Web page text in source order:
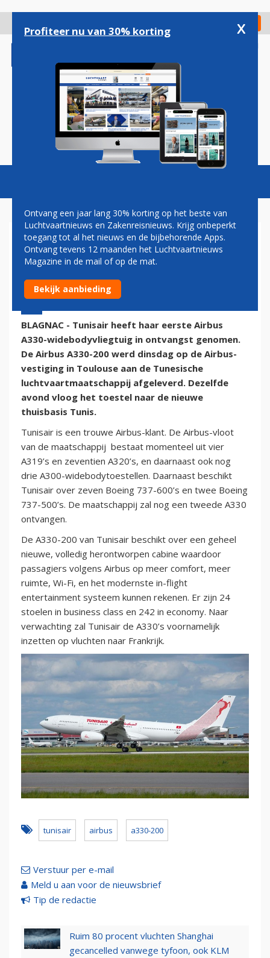
gaan
Check in
Magazine Podcasts Vacatures
TUNISAIR ONTVANGT EERSTE
AIRBUS A330
10 juni 2015 - 10:58 | Door:
BLAGNAC - Tunisair heeft haar eerste Airbus
A330-widebodyvliegtuig in ontvangst genomen.
De Airbus A330-200 werd dinsdag op de Airbus-
vestiging in Toulouse aan de Tunesische
luchtvaartmaatschappij afgeleverd. Dezelfde
avond vloog het toestel naar de nieuwe
thuisbasis Tunis.
Tunisair is een trouwe Airbus-klant. De Airbus-vloot
van de maatschappij bestaat momenteel uit vier
A319’s en zeventien A320’s, en daarnaast ook nog
drie A300-widebodytoestellen. Daarnaast beschikt
Tunisair over zeven Boeing 737-600’s en twee Boeing
737-500’s. De maatschappij zal nog een tweede A330
ontvangen.
De A330-200 van Tunisair beschikt over een geheel
nieuwe, volledig herontworpen cabine waardoor
passagiers volgens Airbus op meer comfort, meer
ruimte, Wi-Fi, en het modernste in-flight
entertainment systeem kunnen rekenen. Er zijn 24
stoelen in business class en 242 in economy. Naar
verwachting zal Tunisair de A330’s voornamelijk
inzetten op vluchten naar Frankrijk.
tunisair airbus a330-200
Verstuur per e-mail
Meld u aan voor de nieuwsbrief
Tip de redactie
Ruim 80 procent vluchten Shanghai
gecancelled vanwege tyfoon, ook KLM
Profiteer nu van 30% korting x
Ontvang een jaar lang 30% korting op het beste van
Luchtvaartnieuws en Zakenreisnieuws. Krijg onbeperkt
toegang tot al het nieuws en de bijbehorende Apps.
Ontvang tevens 12 maanden het Luchtvaartnieuws
Magazine in de mail of op de mat.
Bekijk aanbieding